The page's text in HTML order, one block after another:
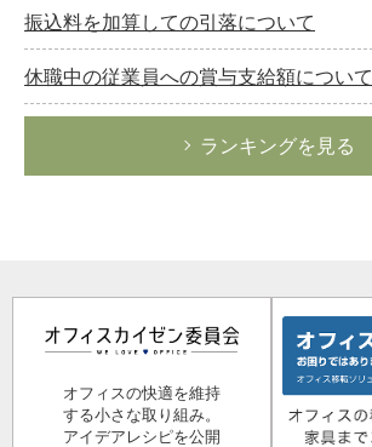
振込料を加算しての引落について
休職中の従業員への賞与支給額について
ランキングを見る
オフィスの快適を維持
する小さな取り組み。
アイデアレシピを公開